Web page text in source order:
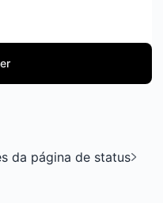
da página de status